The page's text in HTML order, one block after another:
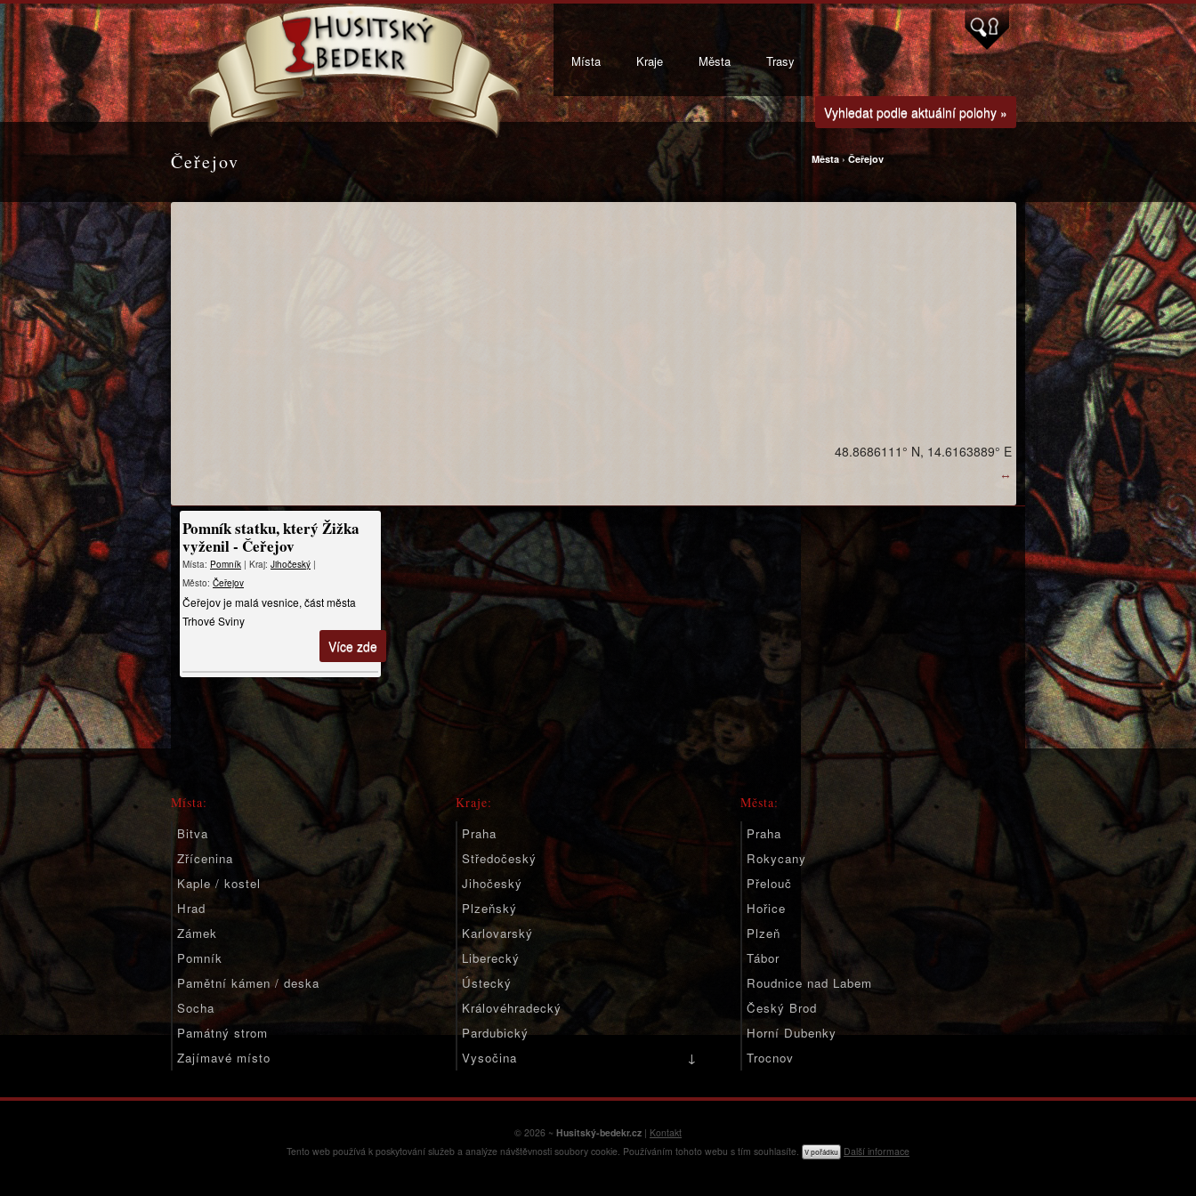
Místa Kraje Města Trasy
Vyhledat podle aktuální polohy »
Čeřejov Města ›Čeřejov
↔
48.8686111° N, 14.6163889° E
Pomník statku, který Žižka
vyženil - Čeřejov
Místa: Pomník | Kraj: Jihočeský |
Město: Čeřejov
Čeřejov je malá vesnice, část města
Trhové Sviny
Více zde
Místa:
Bitva
Zřícenina
Kaple / kostel
Hrad
Zámek
Pomník
Pamětní kámen / deska
Socha
Památný strom
Zajímavé místo
Kraje:
Praha
Středočeský
Jihočeský
Plzeňský
Karlovarský
Liberecký
Ústecký
Královéhradecký
Pardubický
Vysočina
Moravskoslezský
Zlínský
↓
Města:
Praha
Rokycany
Přelouč
Hořice
Plzeň
Tábor
Roudnice nad Labem
Český Brod
Horní Dubenky
Trocnov
© 2026 ~ Husitský-bedekr.cz | Kontakt
Tento web používá k poskytování služeb a analýze návštěvnosti soubory cookie. Používáním tohoto webu s tím souhlasíte.
V pořádku Další informace